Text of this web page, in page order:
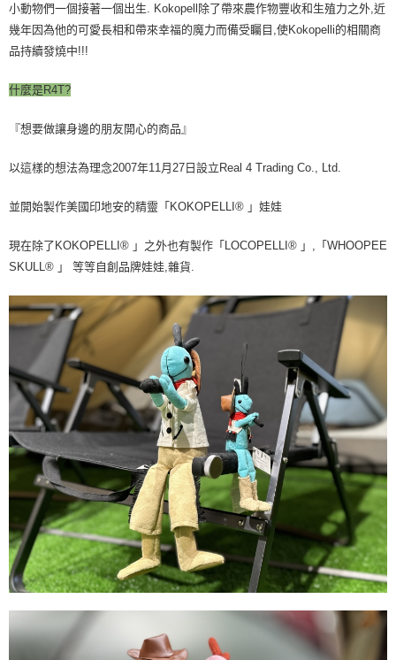
小動物們一個接著一個出生. Kokopell除了帶來農作物豐收和生殖力之外,近
幾年因為他的可愛長相和帶來幸福的魔力而備受矚目,使Kokopelli的相關商
品持續發燒中!!!
​什麼是R4T?
『想要做讓身邊的朋友開心的商品』
以這樣的想法為理念2007年11月27日設立Real 4 Trading Co., Ltd.
並開始製作美國印地安的精靈「KOKOPELLI® 」娃娃
現在除了KOKOPELLI® 」之外也有製作「LOCOPELLI® 」,「WHOOPEE
SKULL® 」 等等自創品牌娃娃,雜貨.